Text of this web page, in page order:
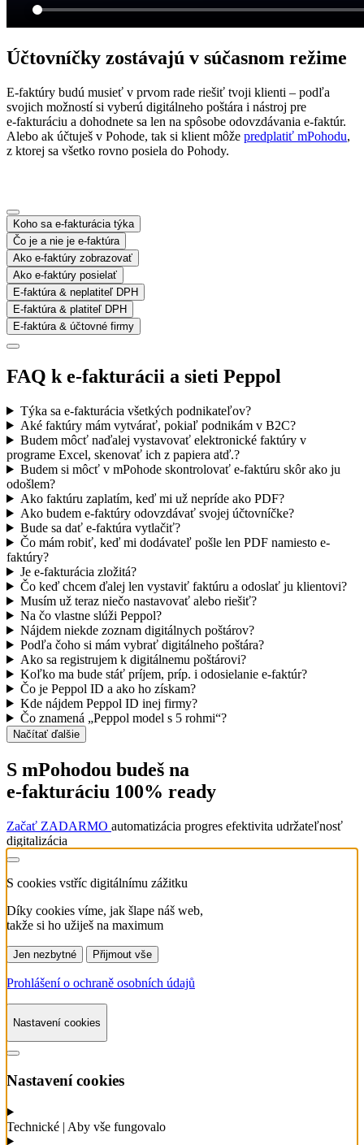
Účtovníčky zostávajú v súčasnom režime
E‑faktúry budú musieť v prvom rade riešiť tvoji klienti – podľa
svojich možností si vyberú digitálneho poštára i nástroj pre
e‑fakturáciu a dohodnete sa len na spôsobe odovzdávania e‑faktúr.
Alebo ak účtuješ v Pohode, tak si klient môže predplatiť mPohodu,
z ktorej sa všetko rovno posiela do Pohody.
Koho sa e‑fakturácia týka
Čo je a nie je e‑faktúra
Ako e‑faktúry zobrazovať
Ako e‑faktúry posielať
E‑faktúra & neplatiteľ DPH
E‑faktúra & platiteľ DPH
E‑faktúra & účtovné firmy
FAQ k e‑fakturácii a sieti Peppol
Týka sa e-fakturácia všetkých podnikateľov?
Aké faktúry mám vytvárať, pokiaľ podnikám v B2C?
Budem môcť naďalej vystavovať elektronické faktúry v
programe Excel, skenovať ich z papiera atď.?
Budem si môcť v mPohode skontrolovať e-faktúru skôr ako ju
odošlem?
Ako faktúru zaplatím, keď mi už nepríde ako PDF?
Ako budem e-faktúry odovzdávať svojej účtovníčke?
Bude sa dať e-faktúra vytlačiť?
Čo mám robiť, keď mi dodávateľ pošle len PDF namiesto e-
faktúry?
Je e-fakturácia zložitá?
Čo keď chcem ďalej len vystaviť faktúru a odoslať ju klientovi?
Musím už teraz niečo nastavovať alebo riešiť?
Na čo vlastne slúži Peppol?
Nájdem niekde zoznam digitálnych poštárov?
Podľa čoho si mám vybrať digitálneho poštára?
Ako sa registrujem k digitálnemu poštárovi?
Koľko ma bude stáť príjem, príp. i odosielanie e-faktúr?
Čo je Peppol ID a ako ho získam?
Kde nájdem Peppol ID inej firmy?
Čo znamená „Peppol model s 5 rohmi“?
Načítať ďalšie
S mPohodou budeš na
e‑fakturáciu 100% ready
Začať ZADARMO automatizácia progres efektivita udržateľnosť
digitalizácia
S cookies vstříc digitálnímu zážitku
Díky cookies víme, jak šlape náš web,
takže si ho užiješ na maximum
Jen nezbytné Přijmout vše
Prohlášení o ochraně osobních údajů
Nastavení cookies
Nastavení cookies
Technické | Aby vše fungovalo